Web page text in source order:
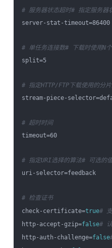
# 服务器状态超时# 指定服务器
server-stat-timeout=86400
# 单任务连接数# 下载时使用N
split=5
# 指定HTTP/FTP下载使用的分
stream-piece-
# 超时时间
timeout=60
# 指定URI选择的算法# 可选的
uri-selector=feedback
# 检查证书
check-certificate=true#
http-accept-gzip=false#
http-auth-challenge=false